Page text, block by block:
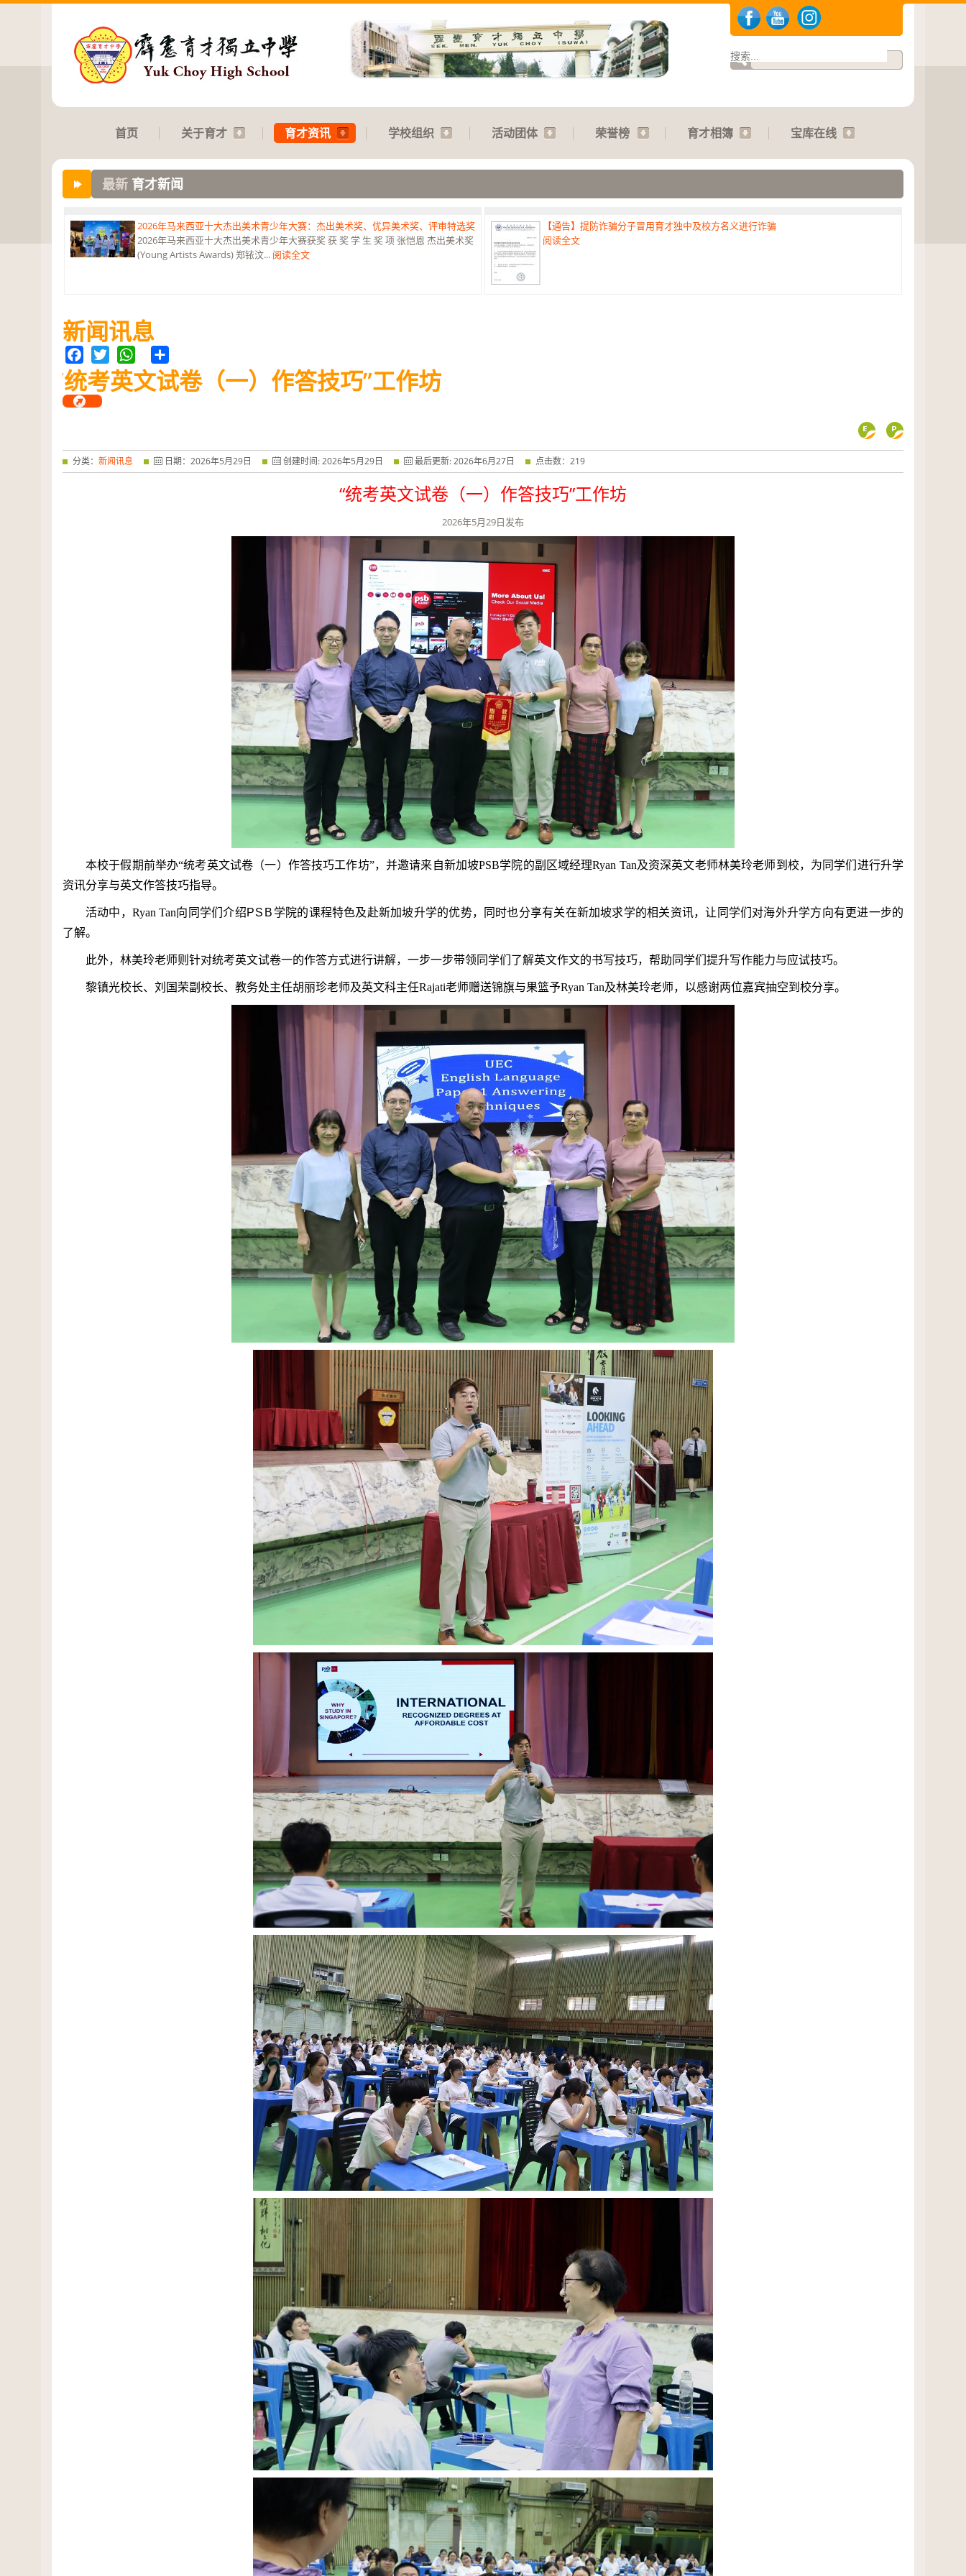
首页 关于育才 育才资讯 学校组织 活动团体 荣誉榜 育才相簿 宝库在线
最新 育才新闻
恭贺本校庄浩霖同学荣获第六届“中华翰墨情”佛港澳台侨中小学生书法比赛最高荣誉
——特优奖...
2026年马来西亚十大杰出美术青少年大赛：杰出美术奖、优异美术奖、评审特选奖
2026年马来西亚十大杰出美术青少年大赛获奖 获 奖 学 生 奖 项 张恺恩 杰出美术奖
(Young Artists Awards) 郑铱汶... 阅读全文
【通告】提防诈骗分子冒用育才独中及校方名义进行诈骗
阅读全文
新闻讯息
Facebook
TwitterWhatsApp
Share
“统考英文试卷（一）作答技巧”工作坊
分类： 新闻讯息 日期： 2026年5月29日 创建时间:2026年5月29日 最后更新:2026年6月27日 点击数： 219
“统考英文试卷（一）作答技巧”工作坊
2026年5月29日发布
本校于假期前举办“统考英文试卷（一）作答技巧工作坊”，并邀请来自新加坡PSB学院的副区域经理Ryan Tan及资深英文老师林美玲老师到校，为同学们进行升学
资讯分享与英文作答技巧指导。
活动中， Ryan Tan向同学们介绍PSB 学院的课程特色及赴新加坡升学的优势，同时也分享有关在新加坡求学的相关资讯，让同学们对海外升学方向有更进一步的
了解。
此外，林美玲老师则针对统考英文试卷一的作答方式进行讲解，一步一步带领同学们了解英文作文的书写技巧，帮助同学们提升写作能力与应试技巧。
黎镇光校长、刘国荣副校长、教务处主任胡丽珍老师及英文科主任Rajati老师赠送锦旗与果篮予Ryan Tan及林美玲老师，以感谢两位嘉宾抽空到校分享。